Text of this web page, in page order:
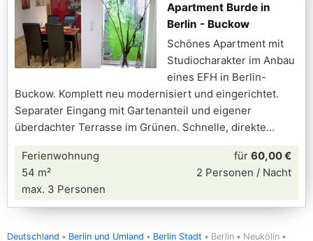
Apartment Burde in
Berlin - Buckow
Schönes Apartment mit
Studiocharakter im Anbau
eines EFH in Berlin-
Buckow. Komplett neu modernisiert und eingerichtet.
Separater Eingang mit Gartenanteil und eigener
überdachter Terrasse im Grünen. Schnelle, direkte
Ferienwohnung
54 m²
max. 3 Personen
für 60,00 €
2 Personen / Nacht
Deutschland Berlin und Umland Berlin Stadt Berlin
Neukölln